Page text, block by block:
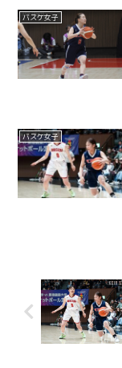
バスケ女子
バスケ女子